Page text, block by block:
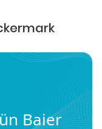
Baier